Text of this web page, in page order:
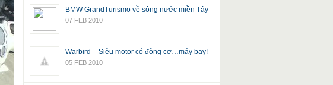
BMW GrandTurismo về sông nước miền Tây
07 FEB 2010
Warbird – Siêu motor có động cơ…máy bay!
05 FEB 2010